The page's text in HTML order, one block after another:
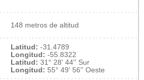
148 metros de altitud
Latitud: -31.4789
Longitud: -55.8322
Latitud: 31° 28' 44'' Sur
Longitud: 55° 49' 56'' Oeste